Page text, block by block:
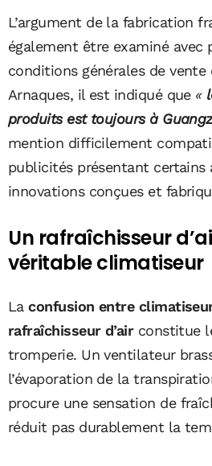
L’argument de la fabrication
également être examiné avec
conditions générales de
Arnaques, il est indiqué que «
produits est toujours à
mention difficilement
publicités présentant certains
innovations conçues et
Un rafraîchisseur
véritable climatiseur
Laconfusion entre
rafraîchisseur d’airconstitue
tromperie. Un ventilateur
l’évaporation de la
procure une sensation de
réduit pas durablement la